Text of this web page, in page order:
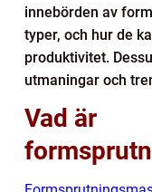
innebörden av
typer, och hur de
produktivitet.
utmaningar och
Vad är